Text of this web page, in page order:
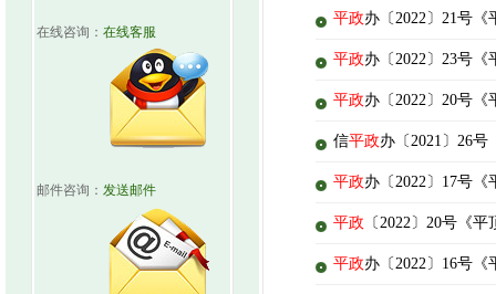
在线咨询： 在线客服
邮件咨询： 发送邮件
平政办〔2022〕21号
平政办〔2022〕23号
平政办〔2022〕20号
信平政办〔2021〕26
平政办〔2022〕17号
平政 〔2022〕20号《
平政办〔2022〕16号